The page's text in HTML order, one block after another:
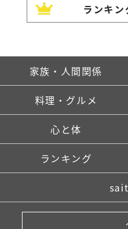
ランキン
家族・人間関係
料理・グルメ
心と体
ランキング